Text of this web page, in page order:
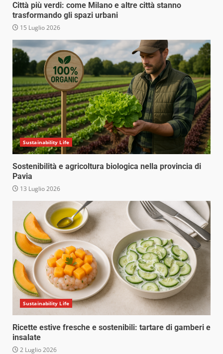
Città più verdi: come Milano e altre città stanno
trasformando gli spazi urbani
15 Luglio 2026
Sustainability Life
Sostenibilità e agricoltura biologica nella provincia di
Pavia
13 Luglio 2026
Sustainability Life
Ricette estive fresche e sostenibili: tartare di gamberi e
insalate
2 Luglio 2026